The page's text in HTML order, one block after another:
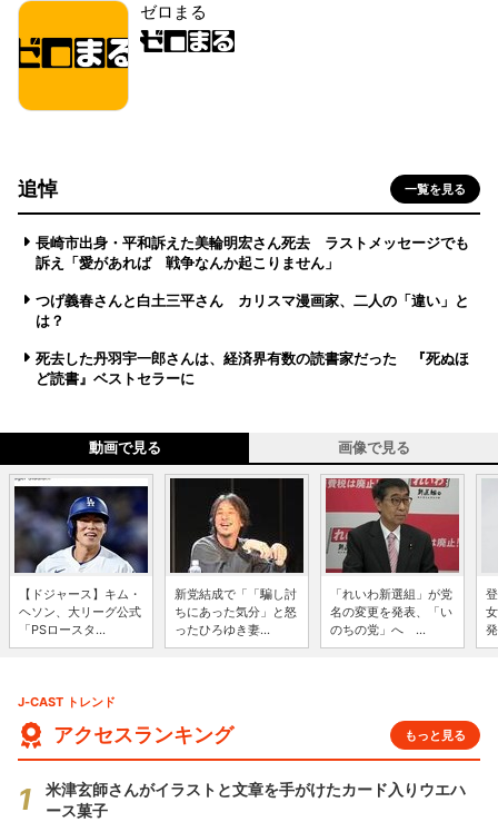
ゼロまる
追悼 一覧を見る
長崎市出身・平和訴えた美輪明宏さん死去 ラストメッセージでも
訴え「愛があれば 戦争なんか起こりません」
つげ義春さんと白土三平さん カリスマ漫画家、二人の「違い」と
は？
死去した丹羽宇一郎さんは、経済界有数の読書家だった 『死ぬほ
ど読書』ベストセラーに
動画で見る 画像で見る
【ドジャース】キム・
ヘソン、大リーグ公式
「PSロースタ...
新党結成で「「騙し討
ちにあった気分」と怒
ったひろゆき妻...
「れいわ新選組」が党
名の変更を発表、「い
のちの党」へ ...
J-CAST トレンド
アクセスランキング もっと見る
米津玄師さんがイラストと文章を手がけたカード入りウエハ
ース菓子